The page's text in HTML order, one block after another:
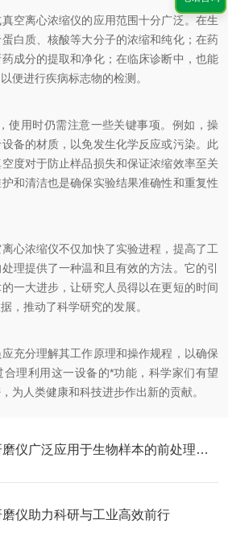
离心浓缩仪的应用范围十分广泛。在生
白质、核酸等大分子的浓缩和纯化；在药
成分的提取和净化；在临床诊断中，也能
便进行疾病标志物的检测。
用时仍需注意一些关键事项。例如，操
备的材质，以免发生化学反应或污染。此
度对于防止样品损失和保证浓缩效率至关
和清洁也是确保实验结果准确性和重复性
浓缩仪不仅加快了实验进程，提高了工
理提供了一种温和且有效的方法。它的引
一大进步，让研究人员得以在更短的时间
，推动了科学研究的发展。
分理解其工作原理和操作规程，以确保
理利用这一设备的*功能，科学家们有望
为人类健康和科技进步作出新的贡献。
全自动研磨仪广泛应用于生物样本的前处理步骤中
仪助力科研与工业高效前行